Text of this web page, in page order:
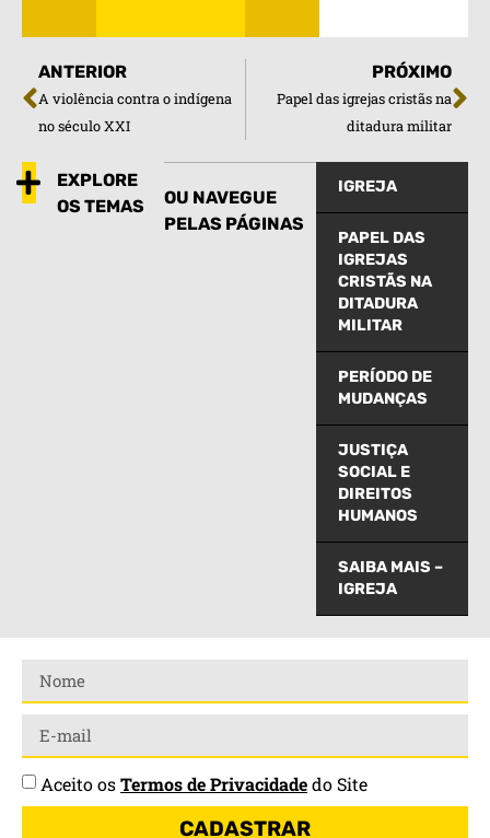
EXPLORE
OS TEMAS
OU NAVEGUE
PELAS PÁGINAS
IGREJA
PAPEL DAS
IGREJAS
CRISTÃS NA
DITADURA
MILITAR
PERÍODO DE
MUDANÇAS
JUSTIÇA
SOCIAL E
DIREITOS
HUMANOS
SAIBA MAIS –
IGREJA
ANTERIOR
A violência contra o indígena
no século XXI
PRÓXIMO
Papel das igrejas cristãs na
ditadura militar
Aceito osTermos de Privacidadedo Site
CADASTRAR